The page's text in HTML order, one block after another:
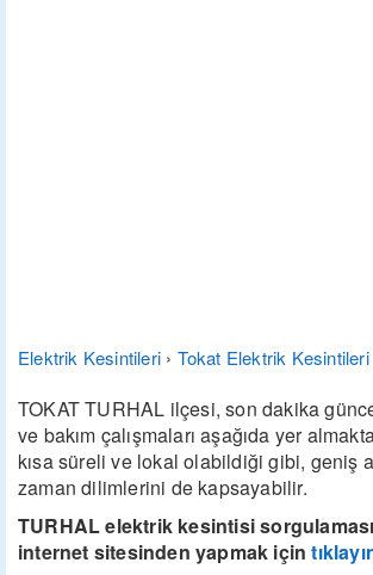
Elektrik Kesintileri › Tokat Elektrik Kesintileri
TOKAT TURHAL ilçesi, son dakika
ve bakım çalışmaları aşağıda yer
kısa süreli ve lokal olabildiği gibi, geniş
zaman dilimlerini de kapsayabilir.
TURHAL elektrik kesintisi
internet sitesinden yapmak için